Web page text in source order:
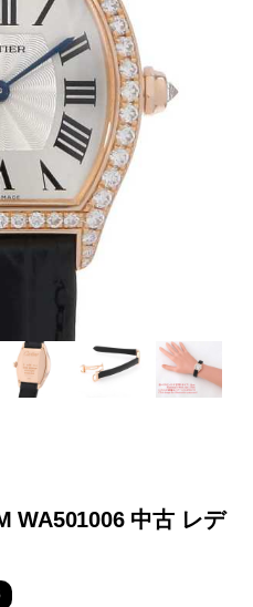
クス
パテック
フィリップ
WA501006 中古 レデ